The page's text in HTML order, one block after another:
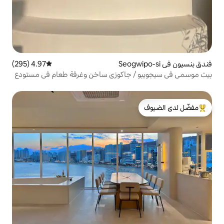
متوسط التقييم 4.97 من 5، 295 مراجعات
4.97 (295)
جاكوزي ساخن وغرفة طعام في مستودع
الضيوف